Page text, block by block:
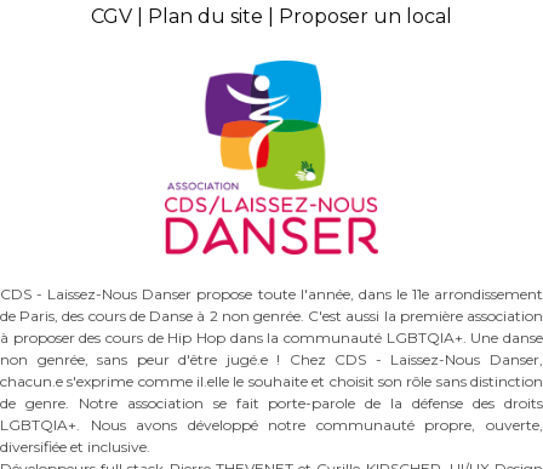
CGV
Plan du site Proposer un local
CDS - Laissez-Nous Danser propose toute l'année, dans le 11e arrondissement
de Paris, des cours de Danse à 2 non genrée. C'est aussi la première association
à proposer des cours de Hip Hop dans la communauté LGBTQIA+. Une danse
non genrée, sans peur d'être jugé.e ! Chez CDS - Laissez-Nous Danser,
chacun.e s'exprime comme il.elle le souhaite et choisit son rôle sans distinction
de genre. Notre association se fait porte-parole de la défense des droits
LGBTQIA+. Nous avons développé notre communauté propre, ouverte,
diversifiée et inclusive.